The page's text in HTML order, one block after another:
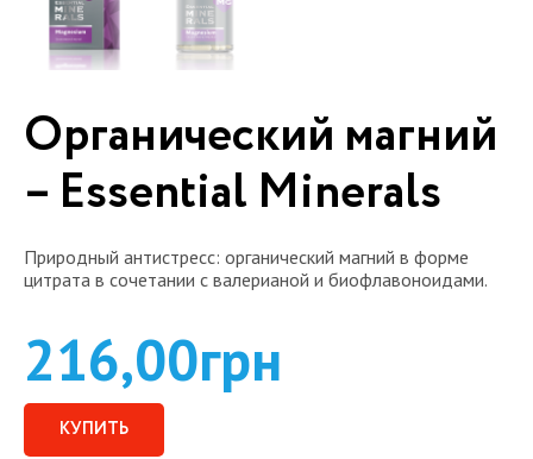
Органический магний
– Essential Minerals
Природный антистресс: органический магний в форме
цитрата в сочетании с валерианой и биофлавоноидами.
216,00грн
КУПИТЬ